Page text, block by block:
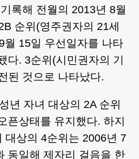
록해 전월의 2013년 8월
순위(영주권자의 21세
월 15일 우선일자를 나타
다. 3순위(시민권자의 기
된 것으로 나타났다.
년 자녀 대상의 2A 순위
픈상태를 유지했다. 하지
대상의 4순위는 2006년 7
동일해 제자리 걸음을 한